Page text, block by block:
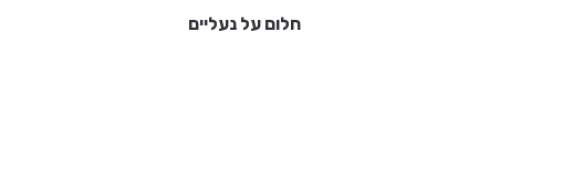
חלום על נעליים